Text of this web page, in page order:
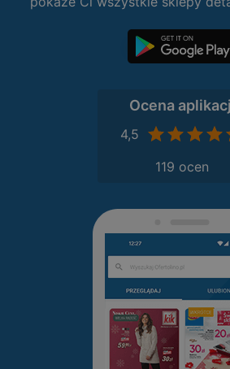
Ocena
4,5
119 ocen